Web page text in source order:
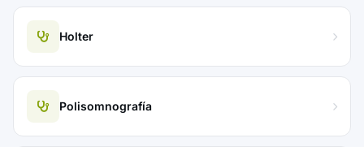
Holter
Polisomnografía